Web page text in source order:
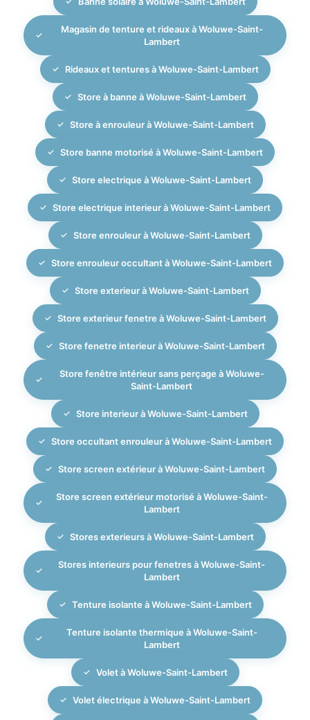
adaptée à votre installation électrique existante et à
vos habitudes de vie.
moisissures, surtout dans un climat comme celui de
Bruxelles. Nous vous indiquons lors de l’installation
les bonnes pratiques d’utilisation, notamment en cas
de vent ou de pluie, et pouvons vous orienter vers
des solutions de maintenance ou de rénovation
(remplacement de toile, réglage des bras) si
nécessaire.
Magasin de tenture et rideaux à Woluwe-Saint-
Lambert
Rideaux et tentures à Woluwe-Saint-Lambert
Store à banne à Woluwe-Saint-Lambert
Store à enrouleur à Woluwe-Saint-Lambert
Store banne motorisé à Woluwe-Saint-Lambert
Store electrique à Woluwe-Saint-Lambert
Store electrique interieur à Woluwe-Saint-Lambert
Store enrouleur à Woluwe-Saint-Lambert
Store enrouleur occultant à Woluwe-Saint-Lambert
Store exterieur à Woluwe-Saint-Lambert
Store exterieur fenetre à Woluwe-Saint-Lambert
Store fenetre interieur à Woluwe-Saint-Lambert
Store fenêtre intérieur sans perçage à Woluwe-
Saint-Lambert
Store interieur à Woluwe-Saint-Lambert
Store occultant enrouleur à Woluwe-Saint-Lambert
Store screen extérieur à Woluwe-Saint-Lambert
Store screen extérieur motorisé à Woluwe-Saint-
Lambert
Stores exterieurs à Woluwe-Saint-Lambert
Stores interieurs pour fenetres à Woluwe-Saint-
Lambert
Tenture isolante à Woluwe-Saint-Lambert
Tenture isolante thermique à Woluwe-Saint-
Lambert
Volet à Woluwe-Saint-Lambert
Volet électrique à Woluwe-Saint-Lambert